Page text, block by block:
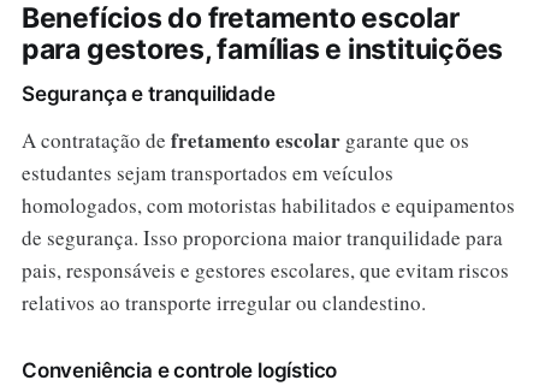
Benefícios do fretamento escolar
para gestores, famílias e instituições
Segurança e tranquilidade
A contratação de fretamento escolargarante que os
estudantes sejam transportados em veículos
homologados, com motoristas habilitados e equipamentos
de segurança. Isso proporciona maior tranquilidade para
pais, responsáveis e gestores escolares, que evitam riscos
relativos ao transporte irregular ou clandestino.
Conveniência e controle logístico